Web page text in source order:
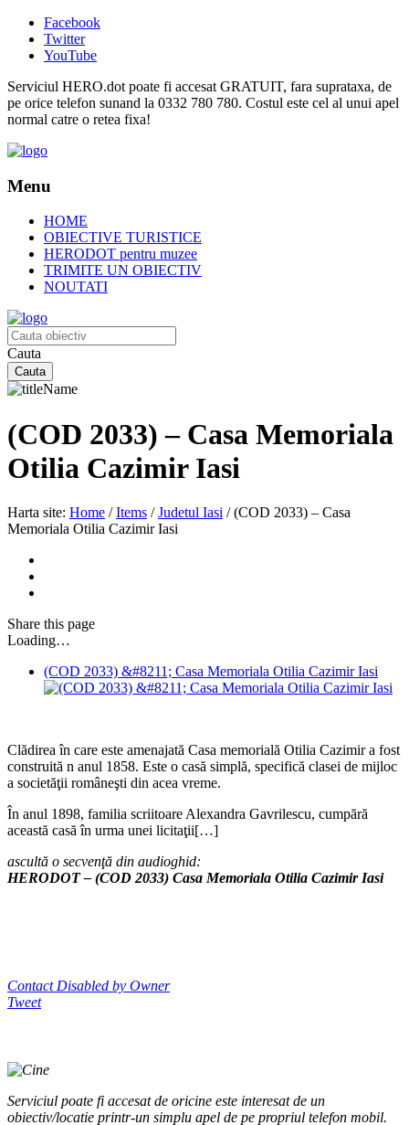
Facebook
Twitter
YouTube
Serviciul HERO.dot poate fi accesat GRATUIT, fara suprataxa, de
pe orice telefon sunand la 0332 780 780. Costul este cel al unui apel
normal catre o retea fixa!
Menu
HOME
OBIECTIVE TURISTICE
HERODOT pentru muzee
TRIMITE UN OBIECTIV
NOUTATI
Cauta
(COD 2033) – Casa Memoriala
Otilia Cazimir Iasi
Harta site: Home / Items / Judetul Iasi / (COD 2033) – Casa
Memoriala Otilia Cazimir Iasi
Share this page
Loading…
(COD 2033) &#8211; Casa Memoriala Otilia Cazimir Iasi
Clădirea în care este amenajată Casa memorială Otilia Cazimir a fost
construită n anul 1858. Este o casă simplă, specifică clasei de mijloc
a societăţii româneşti din acea vreme.
În anul 1898, familia scriitoare Alexandra Gavrilescu, cumpără
această casă în urma unei licitaţii[…]
ascultă o secvenţă din audioghid:
HERODOT – (COD 2033) Casa Memoriala Otilia Cazimir Iasi
Contact Disabled by Owner
Tweet
Serviciul poate fi accesat de oricine este interesat de un
obiectiv/locatie printr-un simplu apel de pe propriul telefon mobil.